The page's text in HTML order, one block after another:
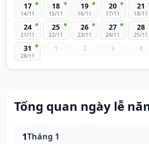
17
14/11
18
15/11
19
16/11
20
17/11
21
18/11
24
21/11
25
22/11
26
23/11
27
24/11
28
25/11
31
28/11
1 2 3 4
Tổng quan ngày lễ
1Tháng 1